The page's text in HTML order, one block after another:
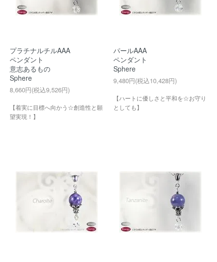
プラチナルチルAAA
ペンダント
意志あるもの
Sphere
8,660円(税込9,526円)
【着実に目標へ向かう☆創造性と願
望実現！】
パールAAA
ペンダント
Sphere
9,480円(税込10,428円)
【ハートに優しさと平和を☆お守り
としても】